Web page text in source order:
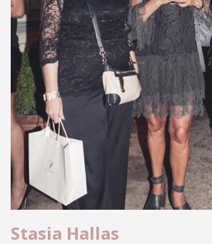
Stasia Hallas